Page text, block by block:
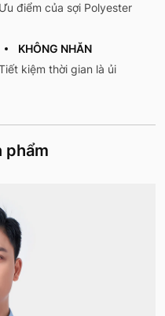
Ưu điểm của sợi Polyester
KHÔNG NHĂN
kiệm thời gian là ủi
phẩm